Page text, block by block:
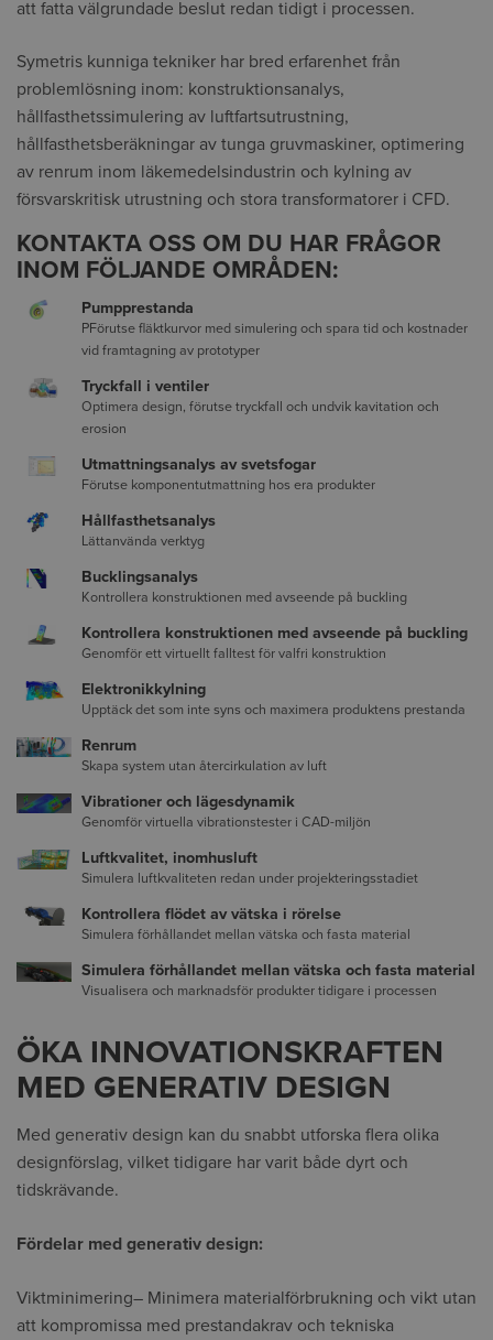
att fatta välgrundade beslut redan tidigt i processen.
Symetris kunniga tekniker har bred erfarenhet från
problemlösning inom: konstruktionsanalys,
hållfasthetssimulering av luftfartsutrustning,
hållfasthetsberäkningar av tunga gruvmaskiner, optimering
av renrum inom läkemedelsindustrin och kylning av
försvarskritisk utrustning och stora transformatorer i CFD.
KONTAKTA OSS OM DU HAR FRÅGOR
INOM FÖLJANDE OMRÅDEN:
Pumpprestanda
PFörutse fläktkurvor med simulering och spara tid och kostnader
vid framtagning av prototyper
Tryckfall i ventiler
Optimera design, förutse tryckfall och undvik kavitation och
erosion
Utmattningsanalys av svetsfogar
Förutse komponentutmattning hos era produkter
Hållfasthetsanalys
Lättanvända verktyg
Bucklingsanalys
Kontrollera konstruktionen med avseende på buckling
Kontrollera konstruktionen med avseende på buckling
Genomför ett virtuellt falltest för valfri konstruktion
Elektronikkylning
Upptäck det som inte syns och maximera produktens prestanda
Renrum
Skapa system utan återcirkulation av luft
Vibrationer och lägesdynamik
Genomför virtuella vibrationstester i CAD-miljön
Luftkvalitet, inomhusluft
Simulera luftkvaliteten redan under projekteringsstadiet
Kontrollera flödet av vätska i rörelse
Simulera förhållandet mellan vätska och fasta material
Simulera förhållandet mellan vätska och fasta material
Visualisera och marknadsför produkter tidigare i processen
ÖKA INNOVATIONSKRAFTEN
MED GENERATIV DESIGN
Med generativ design kan du snabbt utforska flera olika
designförslag, vilket tidigare har varit både dyrt och
tidskrävande.
Fördelar med generativ design:
Viktminimering– Minimera materialförbrukning och vikt utan
att kompromissa med prestandakrav och tekniska